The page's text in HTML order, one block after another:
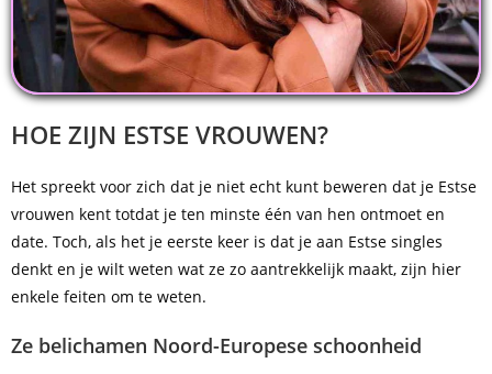
HOE ZIJN ESTSE VROUWEN?
Het spreekt voor zich dat je niet echt kunt beweren dat je Estse
vrouwen kent totdat je ten minste één van hen ontmoet en
date. Toch, als het je eerste keer is dat je aan Estse singles
denkt en je wilt weten wat ze zo aantrekkelijk maakt, zijn hier
enkele feiten om te weten.
Ze belichamen Noord-Europese schoonheid